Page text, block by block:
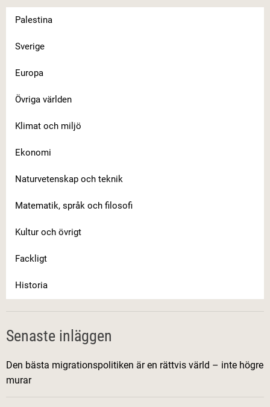
Palestina
Sverige
Europa
Övriga världen
Klimat och miljö
Ekonomi
Naturvetenskap och teknik
Matematik, språk och filosofi
Kultur och övrigt
Fackligt
Historia
Senaste inläggen
Den bästa migrationspolitiken är en rättvis värld – inte högre
murar